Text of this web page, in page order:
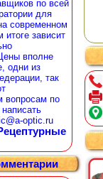
по всей
для
современном
зависит
вполне
одни из
так
вопросам по
optic.ru